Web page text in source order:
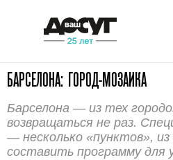
БАРСЕЛОНА: ГОРОД-МОЗАИКА
Барселона — из тех
возвращаться не раз.
— несколько «пунктов»,
составить программу для